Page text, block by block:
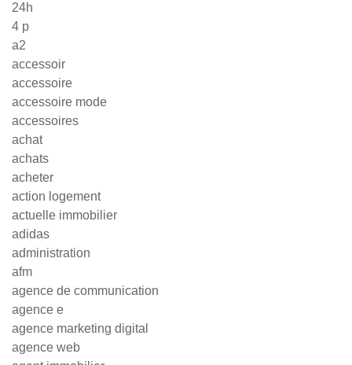
24h
4 p
a2
accessoir
accessoire
accessoire mode
accessoires
achat
achats
acheter
action logement
actuelle immobilier
adidas
administration
afm
agence de communication
agence e
agence marketing digital
agence web